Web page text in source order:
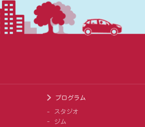
プログラム
スタジオ
ジム